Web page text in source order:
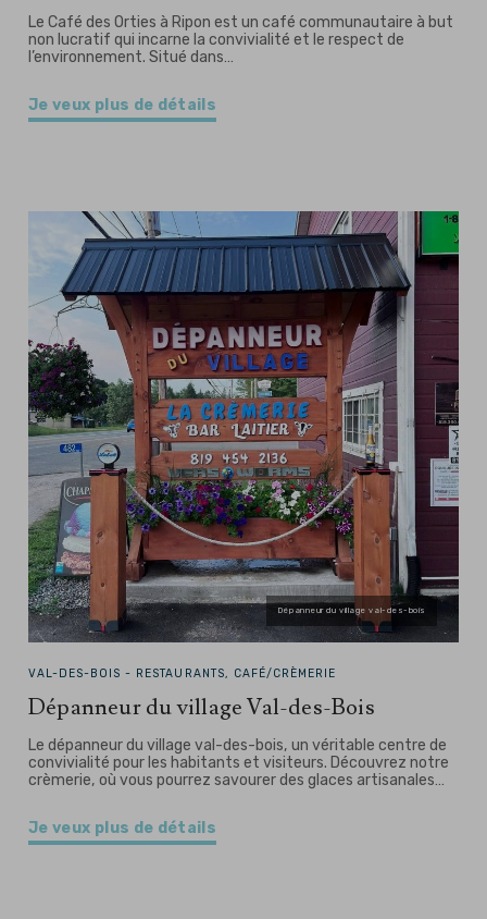
Le Café des Orties à Ripon est un café communautaire à but
non lucratif qui incarne la convivialité et le respect de
l’environnement. Situé dans…
Je veux plus de détails
Dépanneur du village val-des-bois
VAL-DES-BOIS - RESTAURANTS, CAFÉ/CRÈMERIE
Dépanneur du village Val-des-Bois
Le dépanneur du village val-des-bois, un véritable centre de
convivialité pour les habitants et visiteurs. Découvrez notre
crèmerie, où vous pourrez savourer des glaces artisanales…
Je veux plus de détails